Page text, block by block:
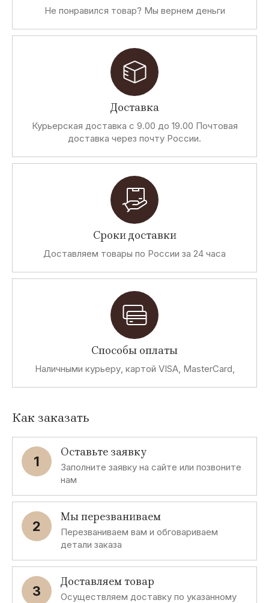
Не понравился товар? Мы вернем деньги
Доставка
Курьерская доставка с 9.00 до 19.00 Почтовая
доставка через почту России.
Сроки доставки
Доставляем товары по России за 24 часа
Способы оплаты
Наличными курьеру, картой VISA, MasterCard,
Как заказать
1
Оставьте заявку
Заполните заявку на сайте или позвоните
нам
2
Мы перезваниваем
Перезваниваем вам и обговариваем
детали заказа
3
Доставляем товар
Осуществляем доставку по указанному